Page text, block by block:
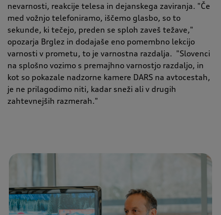
nevarnosti, reakcije telesa in dejanskega zaviranja. "Če
med vožnjo telefoniramo, iščemo glasbo, so to
sekunde, ki tečejo, preden se sploh zaveš težave,"
opozarja Brglez in dodajaše eno pomembno lekcijo
varnosti v prometu, to je varnostna razdalja. "Slovenci
na splošno vozimo s premajhno varnostjo razdaljo, in
kot so pokazale nadzorne kamere DARS na avtocestah,
je ne prilagodimo niti, kadar sneži ali v drugih
zahtevnejših razmerah."